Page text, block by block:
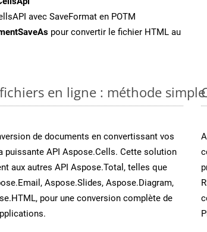
avec SaveFormat en POTM
pour convertir le fichier HTML au
en ligne : méthode
de documents en convertissant vos
puissante API Aspose.Cells. Cette solution
aux autres API Aspose.Total, telles que
Aspose.Slides, Aspose.Diagram,
pour une conversion complète de